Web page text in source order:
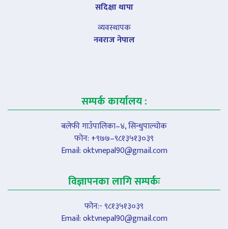
सदिक्षा थापा
व्यवस्थापक
नवराज नेपाल
सम्पर्क कार्यालय :
बलेफी गाउँपालिका–४, सिन्धुपाल्चोक
फोन: +९७७–९८१३५१३०३९
Email:oktvnepal90@gmail.com
विज्ञापनका लागि सम्पर्कः
फोन:- ९८१३५१३०३९
Email:oktvnepal90@gmail.com